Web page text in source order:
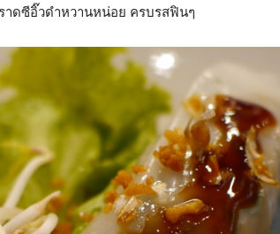
าดซีอิ๊วดำหวานหน่อย ครบรสฟินๆ